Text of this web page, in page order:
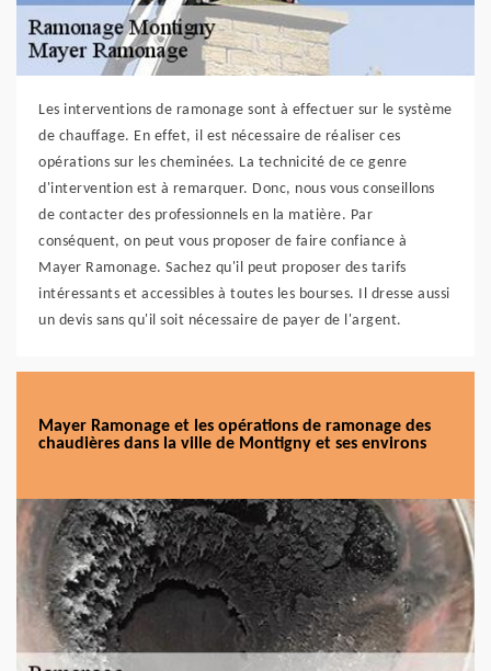
Les interventions de ramonage sont à effectuer sur le système
de chauffage. En effet, il est nécessaire de réaliser ces
opérations sur les cheminées. La technicité de ce genre
d'intervention est à remarquer. Donc, nous vous conseillons
de contacter des professionnels en la matière. Par
conséquent, on peut vous proposer de faire confiance à
Mayer Ramonage. Sachez qu'il peut proposer des tarifs
intéressants et accessibles à toutes les bourses. Il dresse aussi
un devis sans qu'il soit nécessaire de payer de l'argent.
Mayer Ramonage et les opérations de ramonage des
chaudières dans la ville de Montigny et ses environs